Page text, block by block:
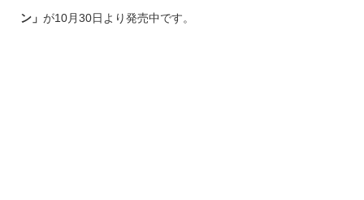
ン」 が10月30日より発売中です。